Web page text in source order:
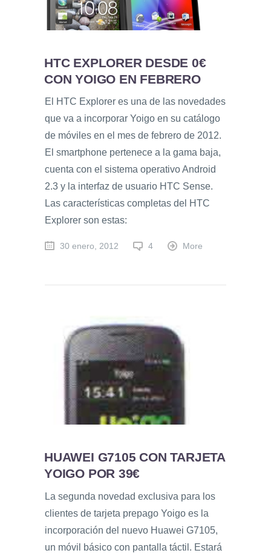
HTC EXPLORER DESDE 0€
CON YOIGO EN FEBRERO
El HTC Explorer es una de las novedades
que va a incorporar Yoigo en su catálogo
de móviles en el mes de febrero de 2012.
El smartphone pertenece a la gama baja,
cuenta con el sistema operativo Android
2.3 y la interfaz de usuario HTC Sense.
Las características completas del HTC
Explorer son estas:
30 enero, 2012 4 More
HUAWEI G7105 CON TARJETA
YOIGO POR 39€
La segunda novedad exclusiva para los
clientes de tarjeta prepago Yoigo es la
incorporación del nuevo Huawei G7105,
un móvil básico con pantalla táctil. Estará